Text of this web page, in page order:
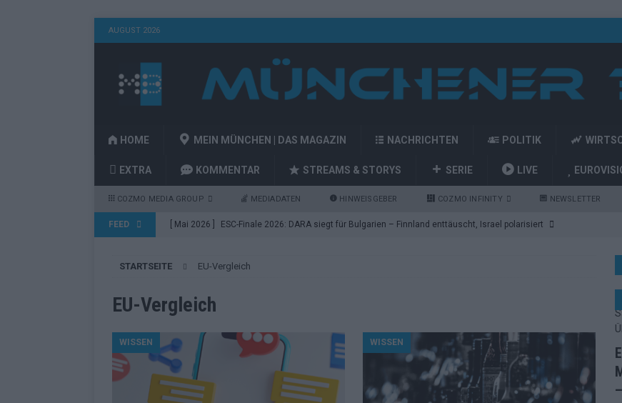
AUGUST 2026
HOME MEIN MÜNCHEN | DAS MAGAZIN NACHRICHTEN POLITIK
EXTRA KOMMENTAR STREAMS & STORYS SERIE LIVE
COZMO MEDIA GROUP MEDIADATEN HINWEISGEBER COZMO INFINITY NEWSLETTER
FEED [ Mai 2026 ] ESC-Finale 2026: DARA siegt für Bulgarien – Finnland enttäuscht, Israel polarisiert
[ Mai 2026 ] ESC 2026 Finale: JJ mit Mozart-Eröffnung, Eurovision-Allstars und Parov Stelar als Interval
Acts EUROVISION
kommt EUROVISION
[ Mai 2026 ] Eurovision 2026: Der große Finale-Check – alle 25 Acts und ihre Siegchancen
KOMMENTAR
STARTSEITE EU-Vergleich
EU-Vergleich
WISSEN WISSEN